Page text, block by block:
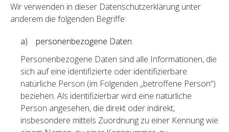
Wir verwenden in dieser Datenschutzerklärung unter
anderem die folgenden Begriffe:
a) personenbezogene Daten
Personenbezogene Daten sind alle Informationen, die
sich auf eine identifizierte oder identifizierbare
natürliche Person (im Folgenden „betroffene Person“)
beziehen. Als identifizierbar wird eine natürliche
Person angesehen, die direkt oder indirekt,
insbesondere mittels Zuordnung zu einer Kennung wie